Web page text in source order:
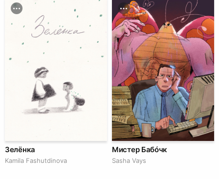
Зелёнка
Kamila Fashutdinova
Мистер Бабóчк
Sasha Vays